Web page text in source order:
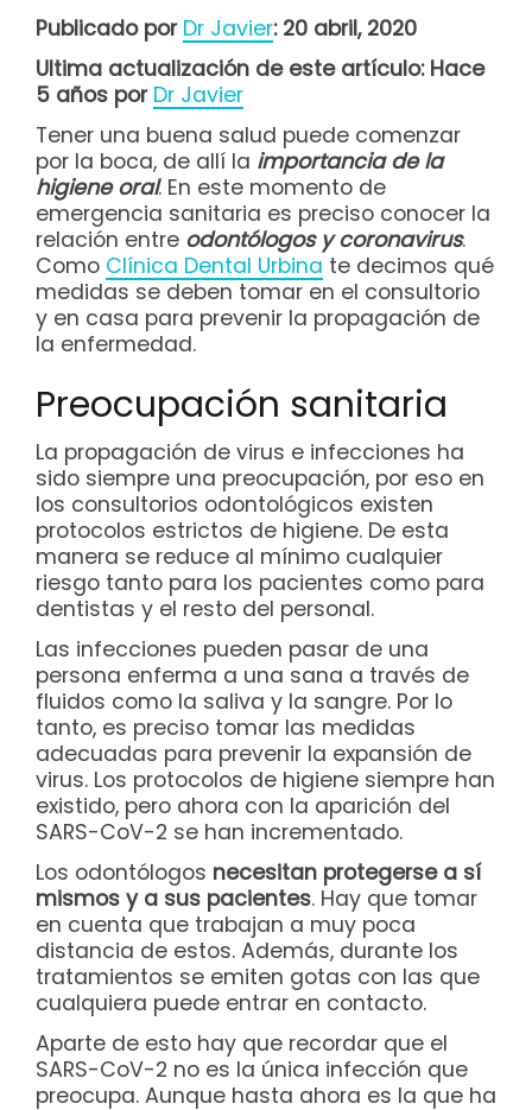
Publicado por Dr Javier: 20 abril, 2020
Ultima actualización de este artículo: Hace
5 años por Dr Javier
Tener una buena salud puede comenzar
por la boca, de allí la importancia de la
higiene oral. En este momento de
emergencia sanitaria es preciso conocer la
relación entre odontólogos y coronavirus.
Como Clínica Dental Urbina te decimos qué
medidas se deben tomar en el consultorio
y en casa para prevenir la propagación de
la enfermedad.
Preocupación sanitaria
La propagación de virus e infecciones ha
sido siempre una preocupación, por eso en
los consultorios odontológicos existen
protocolos estrictos de higiene. De esta
manera se reduce al mínimo cualquier
riesgo tanto para los pacientes como para
dentistas y el resto del personal.
Las infecciones pueden pasar de una
persona enferma a una sana a través de
fluidos como la saliva y la sangre. Por lo
tanto, es preciso tomar las medidas
adecuadas para prevenir la expansión de
virus. Los protocolos de higiene siempre han
existido, pero ahora con la aparición del
SARS-CoV-2 se han incrementado.
Los odontólogos necesitan protegerse a sí
mismos y a sus pacientes. Hay que tomar
en cuenta que trabajan a muy poca
distancia de estos. Además, durante los
tratamientos se emiten gotas con las que
cualquiera puede entrar en contacto.
Aparte de esto hay que recordar que el
SARS-CoV-2 no es la única infección que
preocupa. Aunque hasta ahora es la que ha